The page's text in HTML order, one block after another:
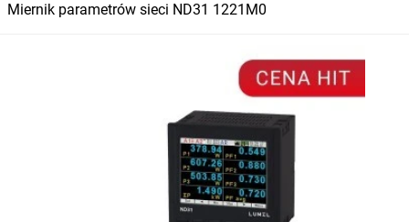
Miernik parametrów sieci ND31 1221M0